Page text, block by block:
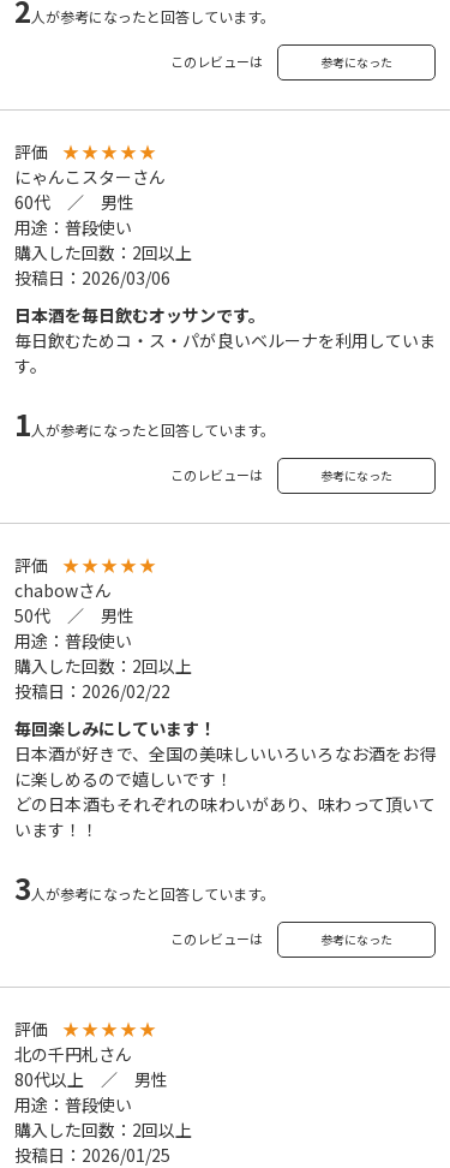
2人が参考になったと回答しています。
このレビューは 参考になった
評価 ★★★★★
にゃんこスターさん
60代 ／ 男性
用途：普段使い
購入した回数：2回以上
投稿日：2026/03/06
日本酒を毎日飲むオッサンです。
毎日飲むためコ・ス・パが良いベルーナを利用していま
す。
1人が参考になったと回答しています。
このレビューは 参考になった
評価 ★★★★★
chabowさん
50代 ／ 男性
用途：普段使い
購入した回数：2回以上
投稿日：2026/02/22
毎回楽しみにしています！
日本酒が好きで、全国の美味しいいろいろなお酒をお得
に楽しめるので嬉しいです！
どの日本酒もそれぞれの味わいがあり、味わって頂いて
います！！
3人が参考になったと回答しています。
このレビューは 参考になった
評価 ★★★★★
北の千円札さん
80代以上 ／ 男性
用途：普段使い
購入した回数：2回以上
投稿日：2026/01/25